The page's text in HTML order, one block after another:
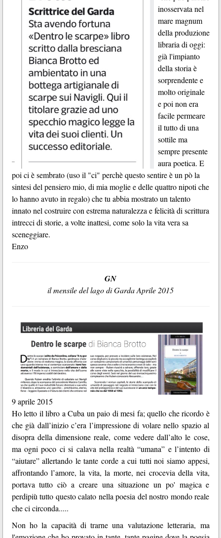
inosservata nel
mare magnum
della produzione
libraria di oggi:
già l'impianto
della storia è
sorprendente e
molto originale
e poi non era
facile permeare
il tutto di una
sottile ma
sempre presente
aura poetica. E
poi ci è sembrato (uso il "ci" perchè questo sentire è un pò la
sintesi del pensiero mio, di mia moglie e delle quattro nipoti che
lo hanno avuto in regalo) che tu abbia mostrato un talento
innato nel costruire con estrema naturalezza e felicità di scrittura
intrecci di storie, a volte inattesi, come solo la vita vera sa
sceneggiare.
Enzo
GN
il mensile del lago di Garda Aprile 2015
9 aprile 2015
Ho letto il libro a Cuba un paio di mesi fa; quello che ricordo è
che già dall’inizio c’era l’impressione di volare nello spazio al
disopra della dimensione reale, come vedere dall’alto le cose,
ma ogni poco ci si calava nella realtà “umana” e l’intento di
“aiutare” allertando le tante corde a cui tutti noi siamo appesi,
affrontando l’amore, la vita, la morte, nei crocevia della vita,
portava tutto ciò a creare una situazione un po' magica e
perdipiù tutto questo calato nella poesia del nostro mondo reale
che ci circonda.....
Non ho la capacità di trarne una valutazione letteraria, ma